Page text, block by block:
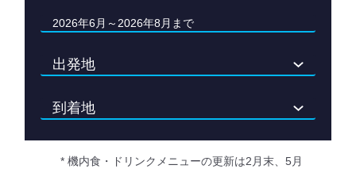
2026年6月～2026年8月まで
* 機内食・ドリンクメニューの更新は2月末、5月